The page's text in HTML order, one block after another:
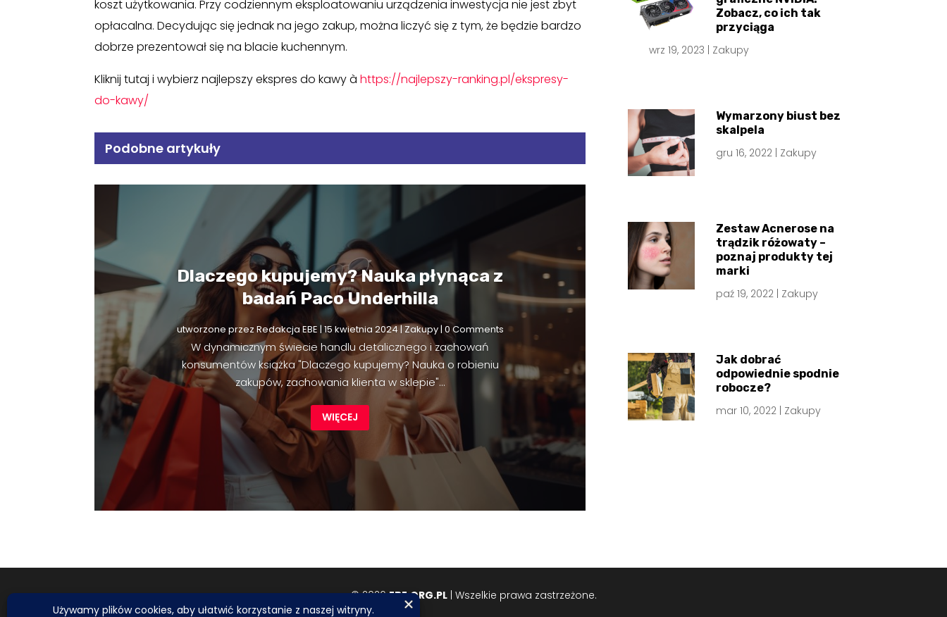
koszt użytkowania. Przy codziennym eksploatowaniu urządzenia inwestycja nie jest zbyt
opłacalna. Decydując się jednak na jego zakup, można liczyć się z tym, że będzie bardzo
dobrze prezentował się na blacie kuchennym.
Kliknij tutaj i wybierz najlepszy ekspres do kawy àhttps://najlepszy-ranking.pl/ekspresy-
do-kawy/
Podobne artykuły
Dlaczego kupujemy? Nauka płynąca z
badań Paco Underhilla
utworzone przez Redakcja EBE | 15 kwietnia 2024| Zakupy| 0 Comments
W dynamicznym świecie handlu detalicznego i zachowań
konsumentów książka "Dlaczego kupujemy? Nauka o robieniu
zakupów, zachowania klienta w sklepie"...
WIĘCEJ
Zobacz, co ich tak
przyciąga
wrz 19, 2023 | Zakupy
Wymarzony biust bez
skalpela
gru 16, 2022 | Zakupy
Zestaw Acnerose na
trądzik różowaty –
poznaj produkty tej
marki
paź 19, 2022 Zakupy
Jak dobrać
odpowiednie spodnie
robocze?
mar 10, 2022 Zakupy
© 2026EBE.ORG.PL| Wszelkie prawa zastrzeżone.